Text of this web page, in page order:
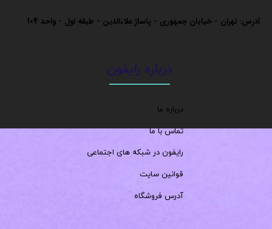
آدرس: تهران - خیابان جمهوری - پاساژ علاءالدین - طبقه اول - واحد 104
درباره رایفون
درباره ما
تماس با ما
رایفون در شبکه های اجتماعی
قوانین سایت
آدرس فروشگاه